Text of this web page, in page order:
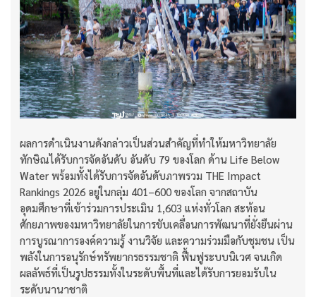
ผลการดำเนินงานดังกล่าวเป็นส่วนสำคัญที่ทำให้มหาวิทยาลัย
ทักษิณได้รับการจัดอันดับ อันดับ 79 ของโลก ด้าน Life Below
Water พร้อมทั้งได้รับการจัดอันดับภาพรวม THE Impact
Rankings 2026 อยู่ในกลุ่ม 401–600 ของโลก จากสถาบัน
อุดมศึกษาที่เข้าร่วมการประเมิน 1,603 แห่งทั่วโลก สะท้อน
ศักยภาพของมหาวิทยาลัยในการขับเคลื่อนการพัฒนาที่ยั่งยืนผ่าน
การบูรณาการองค์ความรู้ งานวิจัย และความร่วมมือกับชุมชน เป็น
พลังในการอนุรักษ์ทรัพยากรธรรมชาติ ฟื้นฟูระบบนิเวศ จนเกิด
ผลลัพธ์ที่เป็นรูปธรรมทั้งในระดับพื้นที่และได้รับการยอมรับใน
ระดับนานาชาติ